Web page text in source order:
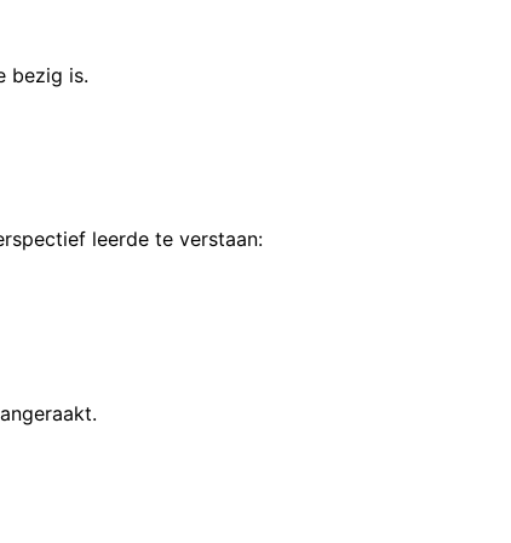
bezig is.
leerde te verstaan: